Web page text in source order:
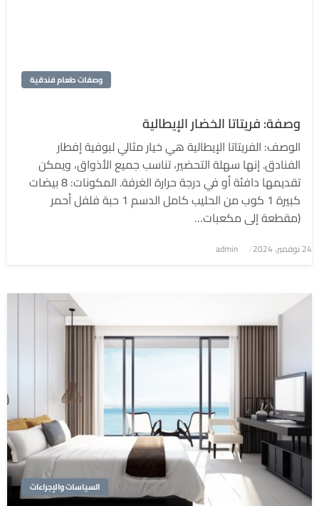
وصفات طعام فندقية
وصفة: فريتاتا الخضار الإيطالية
الوصف: الفريتاتا الإيطالية هي خيار مثالي لبوفية إفطار
الفنادق. إنها سهلة التحضير، تناسب جميع الأذواق، ويمكن
تقديمها دافئة أو في درجة حرارة الغرفة. المكونات: 8 بيضات
كبيرة 1 كوب من الحليب كامل الدسم 1 حبة فلفل أحمر
(مقطعة إلى مكعبات…
نُشر
24 نوفمبر، 2024 admin
السياسات والإجراءات